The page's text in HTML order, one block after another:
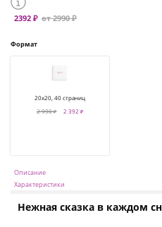
2392 ₽ от 2990 ₽
Формат
20х20, 40 страниц
2 990 ₽
2 392 ₽
Описание
Характеристики
Нежная сказка в каждом